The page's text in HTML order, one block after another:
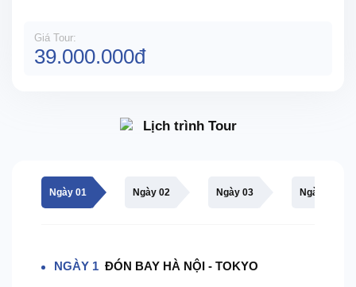
Giá Tour:
39.000.000đ
Lịch trình Tour
Ngày 01 Ngày 02 Ngày 03 Ngày 04
NGÀY 1 ĐÓN BAY HÀ NỘI - TOKYO